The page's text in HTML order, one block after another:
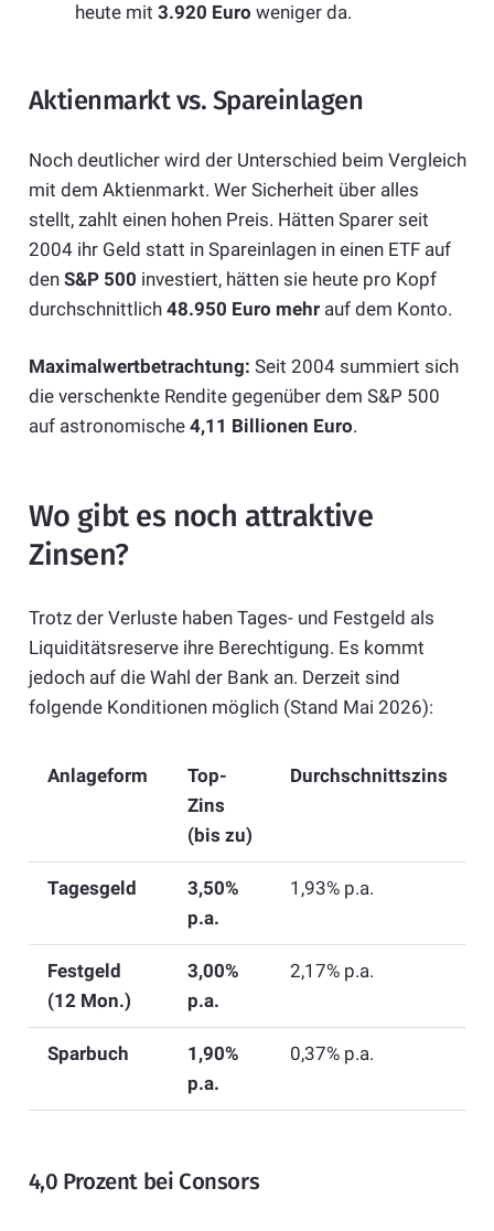
heute mit 3.920 Euro weniger da.
Aktienmarkt vs. Spareinlagen
Noch deutlicher wird der Unterschied beim Vergleich
mit dem Aktienmarkt. Wer Sicherheit über alles
stellt, zahlt einen hohen Preis. Hätten Sparer seit
2004 ihr Geld statt in Spareinlagen in einen ETF auf
den S&P 500 investiert, hätten sie heute pro Kopf
durchschnittlich 48.950 Euro mehrauf dem Konto.
Maximalwertbetrachtung: Seit 2004 summiert sich
die verschenkte Rendite gegenüber dem S&P 500
auf astronomische 4,11 Billionen Euro.
Wo gibt es noch attraktive
Zinsen?
Trotz der Verluste haben Tages- und Festgeld als
Liquiditätsreserve ihre Berechtigung. Es kommt
jedoch auf die Wahl der Bank an. Derzeit sind
folgende Konditionen möglich (Stand Mai 2026):
Anlageform
Top-
Zins
(bis zu)
Durchschnittszins
Tagesgeld
3,50%
p.a.
1,93% p.a.
Festgeld
(12 Mon.)
3,00%
p.a.
2,17% p.a.
Sparbuch
1,90%
p.a.
0,37% p.a.
4,0 Prozent bei Consors